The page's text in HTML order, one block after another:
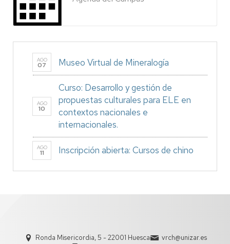
AGO
07 Museo Virtual de Mineralogía
AGO
10
Curso: Desarrollo y gestión de
propuestas culturales para ELE en
contextos nacionales e
internacionales.
AGO
11 Inscripción abierta: Cursos de chino
Ronda Misericordia, 5 - 22001 Huesca
vrch@unizar.es